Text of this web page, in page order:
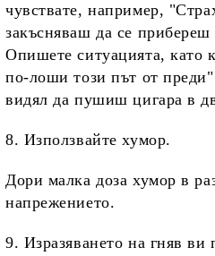
чувствате, например,
закъсняваш да се
Опишете ситуацията, като
по-лоши този път от
видял да пушиш цигара в
8. Използвайте хумор.
Дори малка доза хумор в
напрежението.
9. Изразяването на гняв